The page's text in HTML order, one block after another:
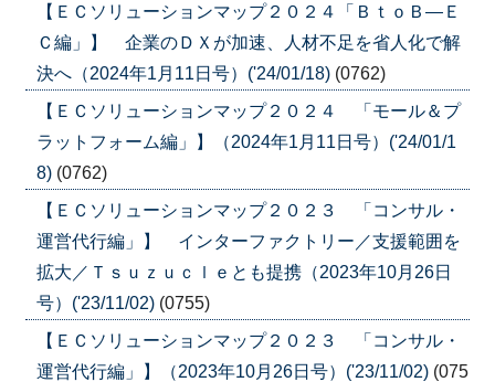
【ＥＣソリューションマップ２０２４「ＢｔｏＢ―Ｅ
Ｃ編」】 企業のＤＸが加速、人材不足を省人化で解
決へ（2024年1月11日号）('24/01/18) (0762)
【ＥＣソリューションマップ２０２４ 「モール＆プ
ラットフォーム編」】（2024年1月11日号）('24/01/1
8) (0762)
【ＥＣソリューションマップ２０２３ 「コンサル・
運営代行編」】 インターファクトリー／支援範囲を
拡大／Ｔｓｕｚｕｃｌｅとも提携（2023年10月26日
号）('23/11/02) (0755)
【ＥＣソリューションマップ２０２３ 「コンサル・
運営代行編」】（2023年10月26日号）('23/11/02) (075